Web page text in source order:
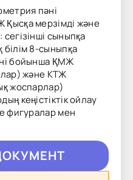
пәні
мерзімді және
сыныпқа
8-сыныпқа
бойынша ҚМЖ
және КТЖ
жоспарлар)
кеңістіктік ойлау
фигуралар мен